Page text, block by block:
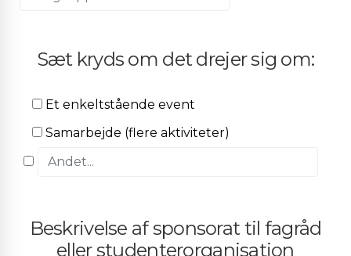
Sæt kryds om det drejer sig om:
Et enkeltstående event
Samarbejde (flere aktiviteter)
Beskrivelse af sponsorat til fagråd
eller studenterorganisation